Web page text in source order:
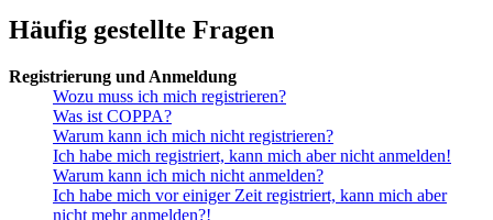
Häufig gestellte Fragen
Registrierung und Anmeldung
Wozu muss ich mich registrieren?
Was ist COPPA?
Warum kann ich mich nicht registrieren?
Ich habe mich registriert, kann mich aber nicht anmelden!
Warum kann ich mich nicht anmelden?
Ich habe mich vor einiger Zeit registriert, kann mich aber
nicht mehr anmelden?!